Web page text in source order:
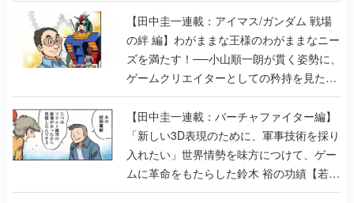
【田中圭一連載：アイマス/ガンダム 戦場
の絆 編】わがままな王様のわがままなニー
ズを満たす！──小山順一朗が貫く姿勢に、
ゲームクリエイターとしての矜持を見た
【若ゲのいたり最終回】
【田中圭一連載：バーチャファイター編】
「新しい3D表現のために、軍事技術を採り
入れたい」世界情勢を味方につけて、ゲー
ムに革命をもたらした鈴木 裕の功績【若ゲ
のいたり】